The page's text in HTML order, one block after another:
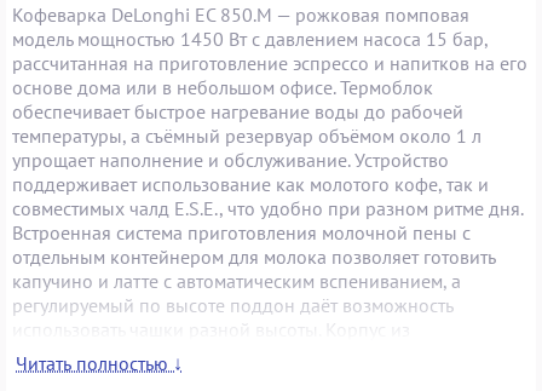
Кофеварка DeLonghi EC 850.M — рожковая помповая
модель мощностью 1450 Вт с давлением насоса 15 бар,
рассчитанная на приготовление эспрессо и напитков на его
основе дома или в небольшом офисе. Термоблок
обеспечивает быстрое нагревание воды до рабочей
температуры, а съёмный резервуар объёмом около 1 л
упрощает наполнение и обслуживание. Устройство
поддерживает использование как молотого кофе, так и
совместимых чалд E.S.E., что удобно при разном ритме дня.
Встроенная система приготовления молочной пены с
отдельным контейнером для молока позволяет готовить
капучино и латте с автоматическим вспениванием, а
регулируемый по высоте поддон даёт возможность
использовать чашки разной высоты. Корпус из
нержавеющей стали устойчив к износу и легко очищается,
съёмный поддон для сбора капель и доступ к внутренним
Читать полностью ↓